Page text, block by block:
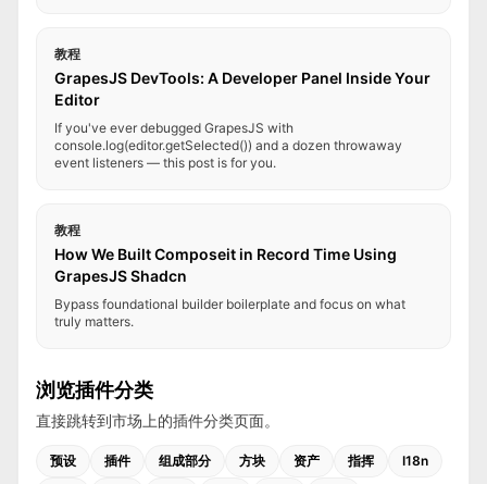
教程
GrapesJS DevTools: A Developer Panel Inside Your
Editor
If you've ever debugged GrapesJS with
console.log(editor.getSelected()) and a dozen throwaway
event listeners — this post is for you.
教程
How We Built Composeit in Record Time Using
GrapesJS Shadcn
Bypass foundational builder boilerplate and focus on what
truly matters.
浏览插件分类
直接跳转到市场上的插件分类页面。
预设 插件 组成部分 方块 资产 指挥
I18n